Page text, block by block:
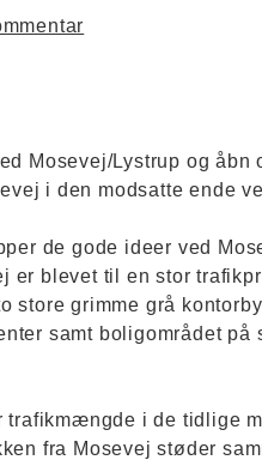
Mosevej/Lystrup og
i den modsatte ende
de gode ideer ved
er blevet til en stor
store grimme grå
samt boligområdet
trafikmængde i de tidlige
fra Mosevej støder